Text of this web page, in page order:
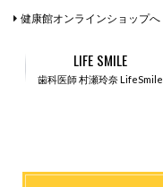
健康館オンラインショップへ
歯科医師 村瀬玲奈 LifeSmile
LIFE SMILE